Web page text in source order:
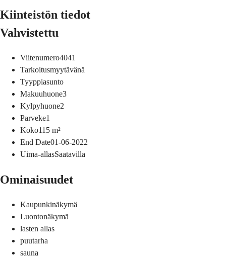
Kiinteistön tiedot
Vahvistettu
Viitenumero4041
Tarkoitusmyytävänä
Tyyppiasunto
Makuuhuone3
Kylpyhuone2
Parveke1
Koko115 m²
End Date01-06-2022
Uima-allasSaatavilla
Ominaisuudet
Kaupunkinäkymä
Luontonäkymä
lasten allas
puutarha
sauna